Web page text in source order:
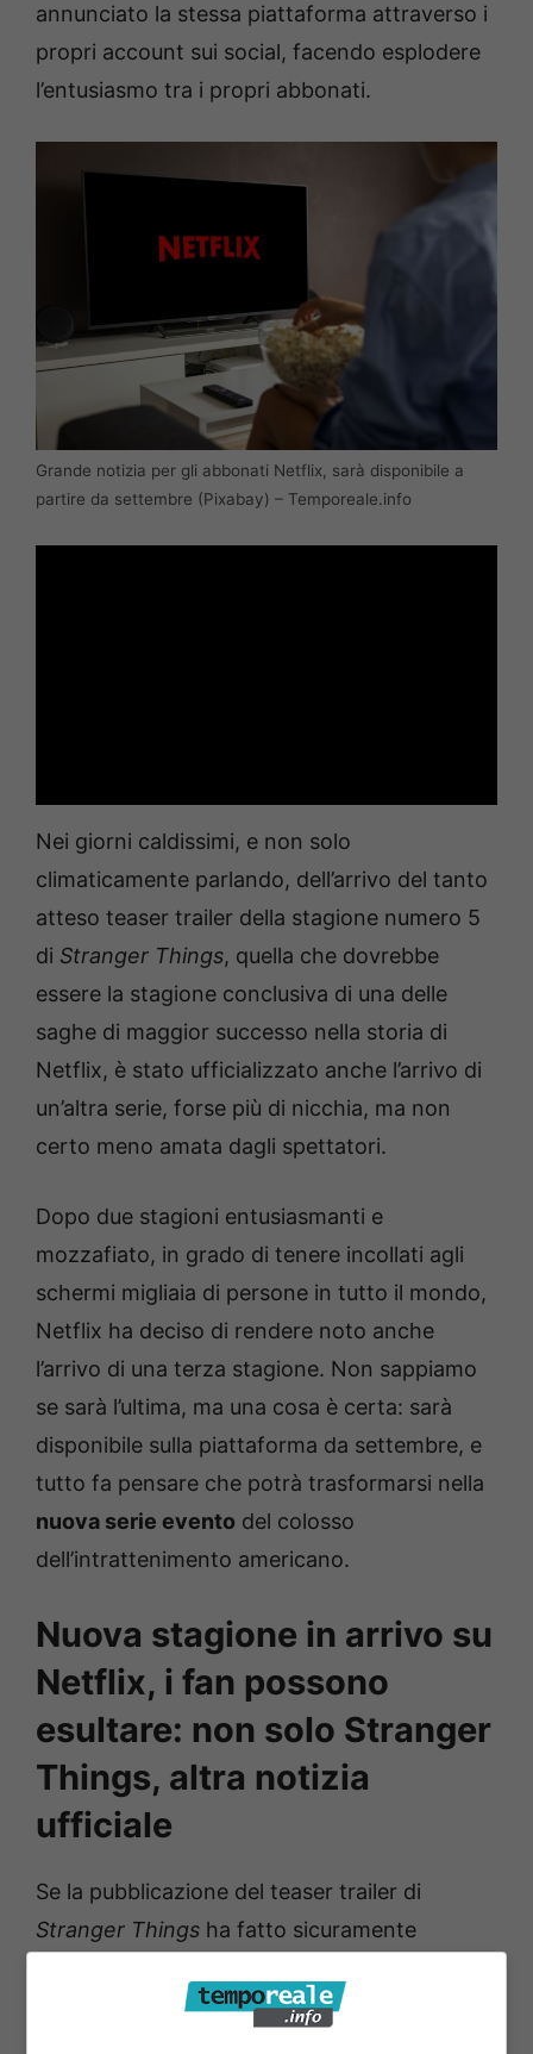
annunciato la stessa piattaforma attraverso i
propri account sui social, facendo esplodere
l’entusiasmo tra i propri abbonati.
Grande notizia per gli abbonati Netflix, sarà disponibile a
partire da settembre (Pixabay) – Temporeale.info
Nei giorni caldissimi, e non solo
climaticamente parlando, dell’arrivo del tanto
atteso teaser trailer della stagione numero 5
di Stranger Things, quella che dovrebbe
essere la stagione conclusiva di una delle
saghe di maggior successo nella storia di
Netflix, è stato ufficializzato anche l’arrivo di
un’altra serie, forse più di nicchia, ma non
certo meno amata dagli spettatori.
Dopo due stagioni entusiasmanti e
mozzafiato, in grado di tenere incollati agli
schermi migliaia di persone in tutto il mondo,
Netflix ha deciso di rendere noto anche
l’arrivo di una terza stagione. Non sappiamo
se sarà l’ultima, ma una cosa è certa: sarà
disponibile sulla piattaforma da settembre, e
tutto fa pensare che potrà trasformarsi nella
nuova serie evento del colosso
dell’intrattenimento americano.
Nuova stagione in arrivo su
Netflix, i fan possono
esultare: non solo Stranger
Things, altra notizia
ufficiale
Se la pubblicazione del teaser trailer di
Stranger Things ha fatto sicuramente
tiepidamente l’ufficialità della terza stagione